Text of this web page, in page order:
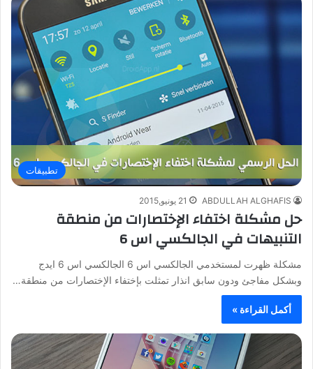
تطبيقات
ABDULLAH ALGHAFIS 21 يونيو,2015
حل مشكلة اختفاء الإختصارات من منطقة
التنبيهات في الجالكسي اس 6
مشكلة ظهرت لمستخدمي الجالكسي اس 6 الجالكسي اس 6 ايدج
وبشكل مفاجئ ودون سابق انذار تمثلت بإختفاء الإختصارات من منطقة…
أكمل القراءة »